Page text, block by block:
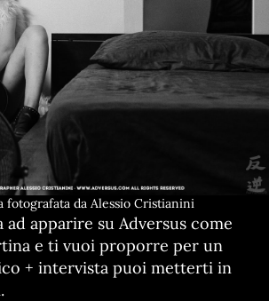
fotografata da Alessio Cristianini
ad apparire su Adversus come
e ti vuoi proporre per un
+ intervista puoi metterti in